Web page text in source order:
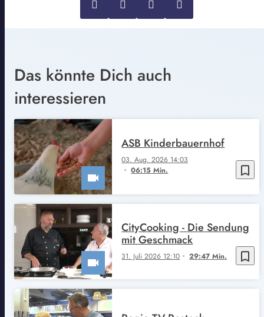
Das könnte Dich auch
interessieren
bookmark_border
03. Aug. 2026 14:03
06:15 Min.
ASB Kinderbauernhof
bookmark_border
31. Juli 2026 12:10 29:47 Min.
CityCooking - Die Sendung
mit Geschmack